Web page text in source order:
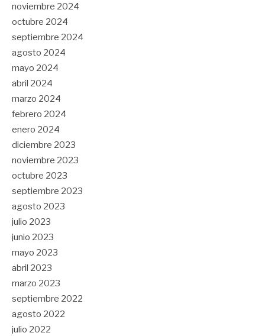
noviembre 2024
octubre 2024
septiembre 2024
agosto 2024
mayo 2024
abril 2024
marzo 2024
febrero 2024
enero 2024
diciembre 2023
noviembre 2023
octubre 2023
septiembre 2023
agosto 2023
julio 2023
junio 2023
mayo 2023
abril 2023
marzo 2023
septiembre 2022
agosto 2022
julio 2022